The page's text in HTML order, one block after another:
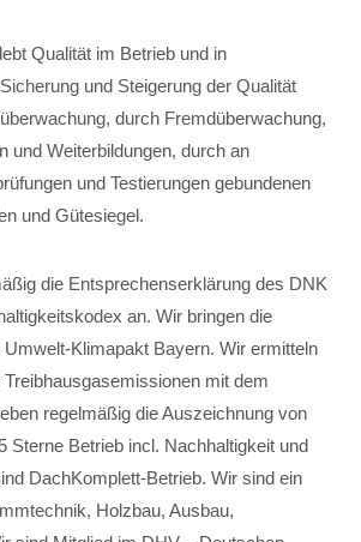
Qualität im Betrieb und in
und Steigerung der Qualität
durch Fremdüberwachung,
und Weiterbildungen, durch an
und Testierungen gebundenen
und Gütesiegel.
die Entsprechenserklärung des DNK
an. Wir bringen die
Klimapakt Bayern. Wir ermitteln
mit dem
regelmäßig die Auszeichnung von
Sterne Betrieb incl. Nachhaltigkeit und
DachKomplett-Betrieb. Wir sind ein
Holzbau, Ausbau,